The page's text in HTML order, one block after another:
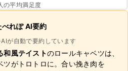
の平均満足度
べれぽ AI要約
が自動で要約しています
和風テイストのロールキャベツは、
ツがトロトロに。合い挽き肉を